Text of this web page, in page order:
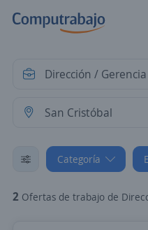
Categoría
2 Ofertas de trabajo de Dirección / Gerencia en